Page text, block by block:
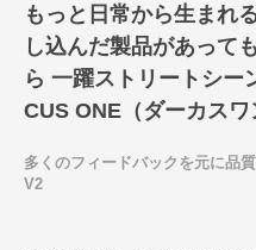
もっと日常から生まれ
し込んだ製品があって
ら 一躍ストリートシー
CUS ONE（ダーカスワ
多くのフィードバックを元に品
V2